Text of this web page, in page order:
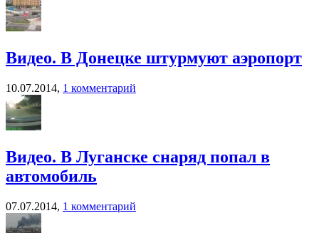
Видео. В Донецке штурмуют аэропорт
10.07.2014, 1 комментарий
Видео. В Луганске снаряд попал в
автомобиль
07.07.2014, 1 комментарий